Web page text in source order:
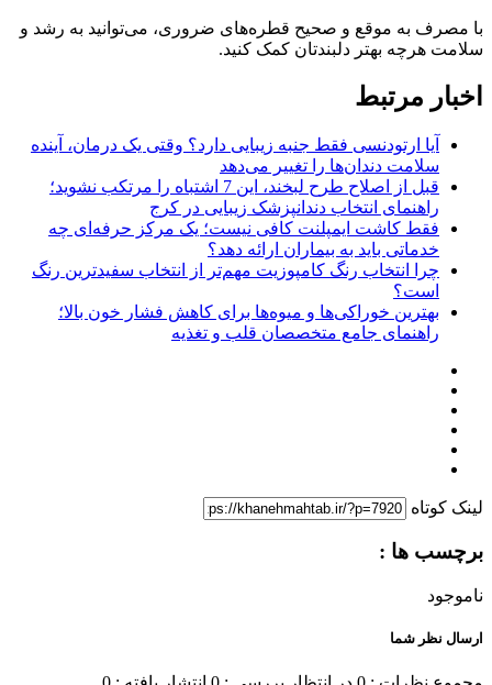
با مصرف به موقع و صحیح قطره‌های ضروری، می‌توانید به رشد و
سلامت هرچه بهتر دلبندتان کمک کنید.
اخبار مرتبط
آیا ارتودنسی فقط جنبه زیبایی دارد؟ وقتی یک درمان، آینده
سلامت دندان‌ها را تغییر می‌دهد
قبل از اصلاح طرح لبخند، این 7 اشتباه را مرتکب نشوید؛
راهنمای انتخاب دندانپزشک زیبایی در کرج
فقط کاشت ایمپلنت کافی نیست؛ یک مرکز حرفه‌ای چه
خدماتی باید به بیماران ارائه دهد؟
چرا انتخاب رنگ کامپوزیت مهم‌تر از انتخاب سفیدترین رنگ
است؟
بهترین خوراکی‌ها و میوه‌ها برای کاهش فشار خون بالا؛
راهنمای جامع متخصصان قلب و تغذیه
لینک کوتاه
برچسب ها :
ناموجود
ارسال نظر شما